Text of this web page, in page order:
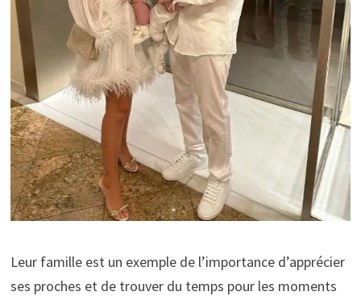
Leur famille est un exemple de l’importance d’apprécier
ses proches et de trouver du temps pour les moments